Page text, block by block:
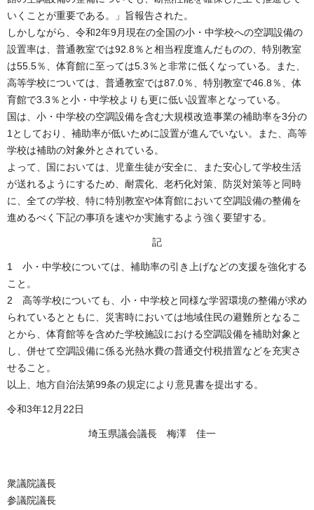
いくことが重要である。」旨報告された。
しかしながら、令和2年9月現在の全国の小・中学校への空調設備の
設置率は、普通教室では92.8％と相当程度進んだものの、特別教室
は55.5％、体育館に至っては5.3％と非常に低くなっている。また、
高等学校については、普通教室では87.0％、特別教室で46.8％、体
育館で3.3％と小・中学校よりも更に低い設置率となっている。
国は、小・中学校の空調設備を含む大規模改造事業の補助率を3分の
1としており、補助率が低いために設置が進んでいない。また、高等
学校は補助の対象外とされている。
よって、国においては、児童生徒が安全に、また安心して学校生活
が送れるようにするため、耐震化、老朽化対策、防災対策等と同時
に、全ての学校、特に特別教室や体育館において空調設備の整備を
進めるべく下記の事項を速やか実施するよう強く要望する。
記
1 小・中学校については、補助率の引き上げなどの支援を強化する
こと。
2 高等学校についても、小・中学校と同様な学習環境の整備が求め
られているとともに、災害時においては地域住民の避難所となるこ
とから、体育館等を含めた学校施設における空調設備を補助対象と
し、併せて空調設備に係る光熱水費の普通交付税措置などを充実さ
せること。
以上、地方自治法第99条の規定により意見書を提出する。
令和3年12月22日
埼玉県議会議長 梅澤 佳一
衆議院議長
参議院議長